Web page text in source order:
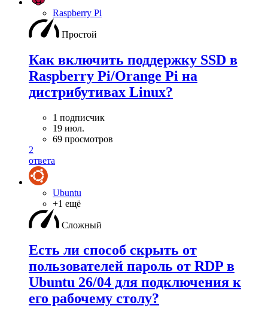
Raspberry Pi
Простой
Как включить поддержку SSD в
Raspberry Pi/Orange Pi на
дистрибутивах Linux?
1 подписчик
19 июл.
69 просмотров
2
ответа
Ubuntu
+1 ещё
Сложный
Есть ли способ скрыть от
пользователей пароль от RDP в
Ubuntu 26/04 для подключения к
его рабочему столу?